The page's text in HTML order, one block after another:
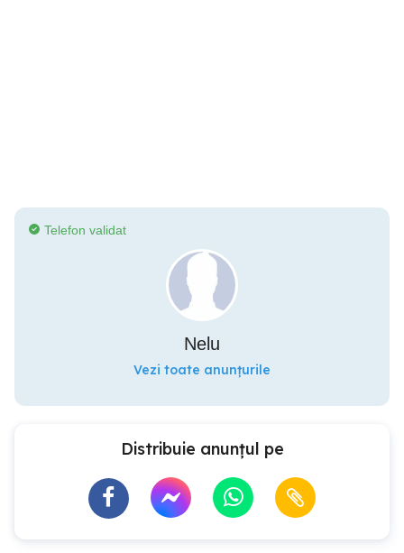
Telefon validat
Nelu
Vezi toate anunțurile
Distribuie anunțul pe